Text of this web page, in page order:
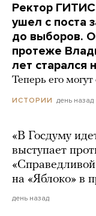
Ректор
ушел с поста
до выборов.
протеже
лет старался
Теперь его
ИСТОРИИ день назад
«В Госдуму
выступает
на «Яблоко» в
день назад